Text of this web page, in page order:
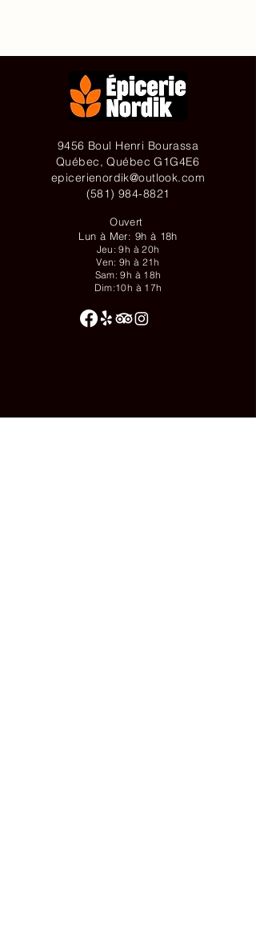
9456 Boul Henri Bourassa
Québec, Québec G1G4E6
epicerienordik@outlook.com
(581) 984-8821
Ouvert
Lun à Mer: 9h à 18h
Jeu: 9h à 20h
Ven: 9h à 21h
Sam: 9h à 18h
Dim:10h à 17h